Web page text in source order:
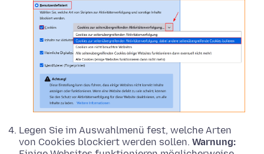
Legen Sie im Auswahlmenü fest, welche Arten
von Cookies blockiert werden sollen. Warnung: